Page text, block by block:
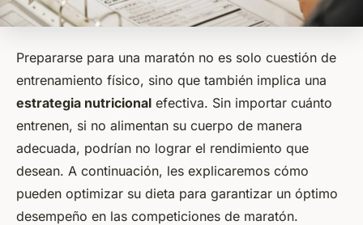
Prepararse para una maratón no es solo cuestión de
entrenamiento físico, sino que también implica una
estrategia nutricional efectiva. Sin importar cuánto
entrenen, si no alimentan su cuerpo de manera
adecuada, podrían no lograr el rendimiento que
desean. A continuación, les explicaremos cómo
pueden optimizar su dieta para garantizar un óptimo
desempeño en las competiciones de maratón.